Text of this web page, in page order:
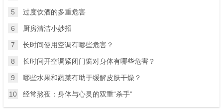
5 过度饮酒的多重危害
6 厨房清洁小妙招
7 长时间使用空调有哪些危害？
8 长时间开空调紧闭门窗对身体有哪些危害？
9 哪些水果和蔬菜有助于缓解皮肤干燥？
10 经常熬夜：身体与心灵的双重“杀手”